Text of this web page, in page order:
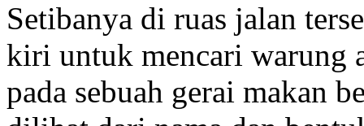
Setibanya di ruas jalan
kiri untuk mencari warung
pada sebuah gerai makan